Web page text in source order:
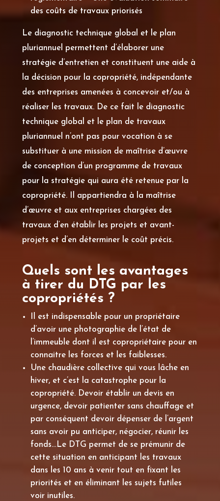
des coûts de travaux priorisés
Le diagnostic technique global et le plan
pluriannuel permettent d’élaborer une
stratégie d’entretien et constituent une aide à
la décision pour la copropriété, indépendante
des entreprises amenées à concevoir et/ou à
réaliser les travaux. De ce fait le diagnostic
technique global et le plan de travaux
pluriannuel n’ont pas pour vocation à se
substituer à une mission de maîtrise d’œuvre
de conception d’un programme de travaux
pour la stratégie qui aura été retenue par la
copropriété. Il appartiendra à la maîtrise
d’œuvre et aux entreprises chargées des
travaux d’en établir les projets et avant-
projets et d’en déterminer le coût précis.
Quels sont les avantages
à tirer du DTG par les
copropriétés ?
Il est indispensable pour un propriétaire
d’avoir une photographie de l’état de
l’immeuble dont il est copropriétaire pour en
connaitre les forces et les faiblesses.
Une chaudière collective qui vous lâche en
hiver, et c’est la catastrophe pour la
copropriété. Devoir établir un devis en
urgence, devoir patienter sans chauffage et
par conséquent devoir dépenser de l’argent
sans avoir pu anticiper, négocier, réunir les
fonds…Le DTG permet de se prémunir de
cette situation en anticipant les travaux
dans les 10 ans à venir tout en fixant les
priorités et en éliminant les sujets futiles
voir inutiles.